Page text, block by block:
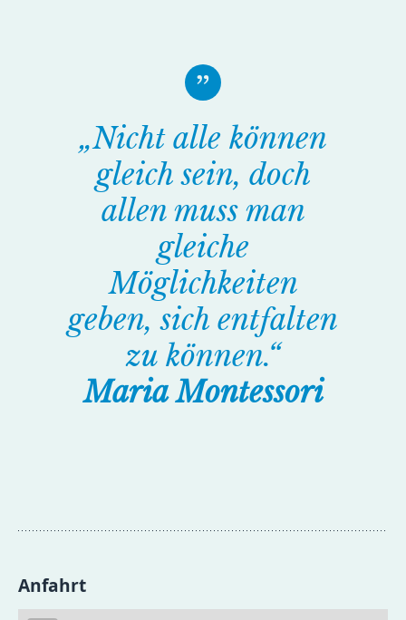
„Nicht alle können
gleich sein, doch
allen muss man
gleiche
Möglichkeiten
geben, sich entfalten
zu können.“
Maria Montessori
Anfahrt